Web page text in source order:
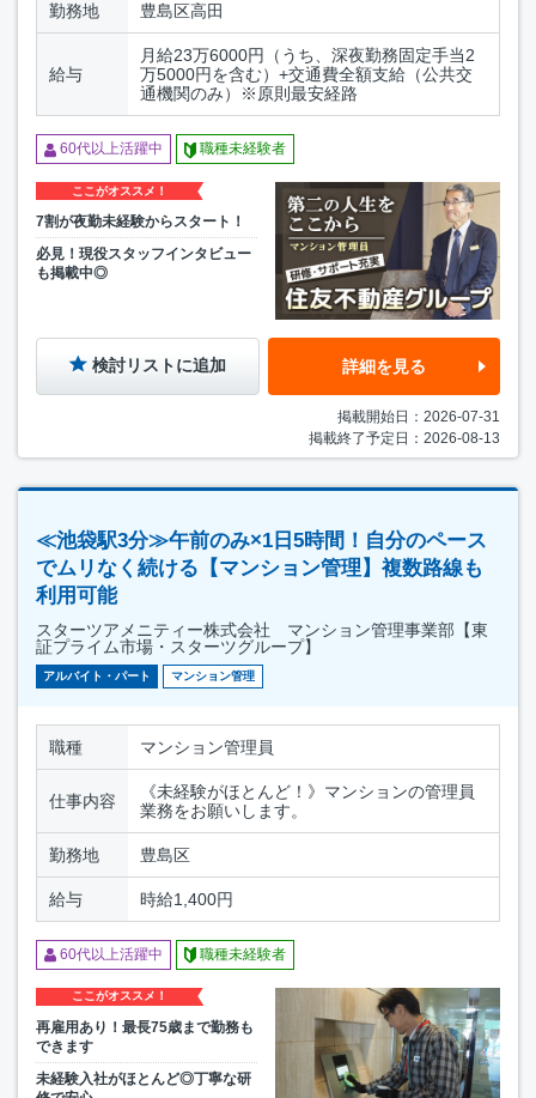
勤務地 豊島区高田
給与
月給23万6000円（うち、深夜勤務固定手当2
万5000円を含む）+交通費全額支給（公共交
通機関のみ）※原則最安経路
60代以上活躍中 職種未経験者
ここがオススメ！
7割が夜勤未経験からスタート！
必見！現役スタッフインタビュー
も掲載中◎
検討リストに追加 詳細を見る
掲載開始日：2026-07-31
掲載終了予定日：2026-08-13
≪池袋駅3分≫午前のみ×1日5時間！自分のペース
でムリなく続ける【マンション管理】複数路線も
利用可能
スターツアメニティー株式会社 マンション管理事業部【東
証プライム市場・スターツグループ】
アルバイト・パート マンション管理
職種 マンション管理員
仕事内容
《未経験がほとんど！》マンションの管理員
業務をお願いします。
勤務地 豊島区
給与 時給1,400円
60代以上活躍中 職種未経験者
ここがオススメ！
再雇用あり！最長75歳まで勤務も
できます
未経験入社がほとんど◎丁寧な研